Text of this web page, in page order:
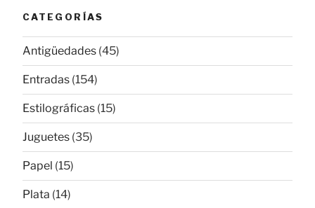
CATEGORÍAS
Antigüedades (45)
Entradas (154)
Estilográficas (15)
Juguetes (35)
Papel (15)
Plata (14)